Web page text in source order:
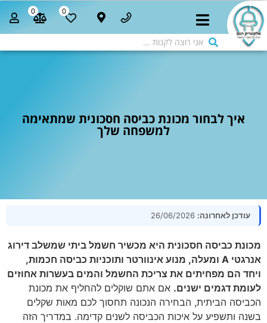
0
0
איך לבחור מכונת כביסה חסכונית שמתאימה
למשפחה שלך
עודכן לאחרונה:
מכונת כביסה חסכונית היא מכשיר חשמל ביתי שמשלב דירוג
אנרגטי A ומעלה, מנוע אינוורטר ותוכניות כביסה חכמות,
ויחד הם מפחיתים את צריכת החשמל והמים בעשרות אחוזים
לעומת דגמים ישנים. אם אתם שוקלים להחליף את מכונת
הכביסה הביתית, הבחירה הנכונה תחסוך לכם מאות שקלים
בשנה ותשפיע על איכות הכביסה לשנים קדימה. במדריך הזה